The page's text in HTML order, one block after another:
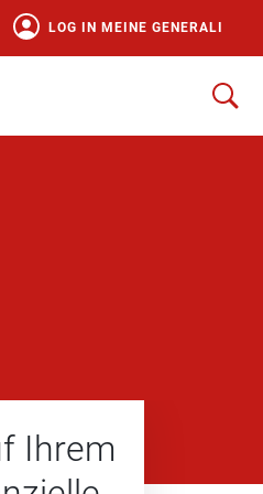
LOG IN MEINE GENERALI
Ihrem